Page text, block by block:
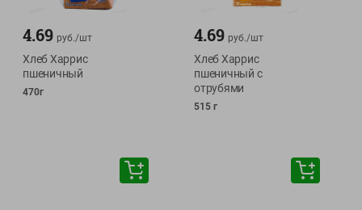
4.69 руб./шт
Хлеб Харрис
пшеничный
470г
4.69 руб./шт
Хлеб Харрис
пшеничный с
отрубями
515 г